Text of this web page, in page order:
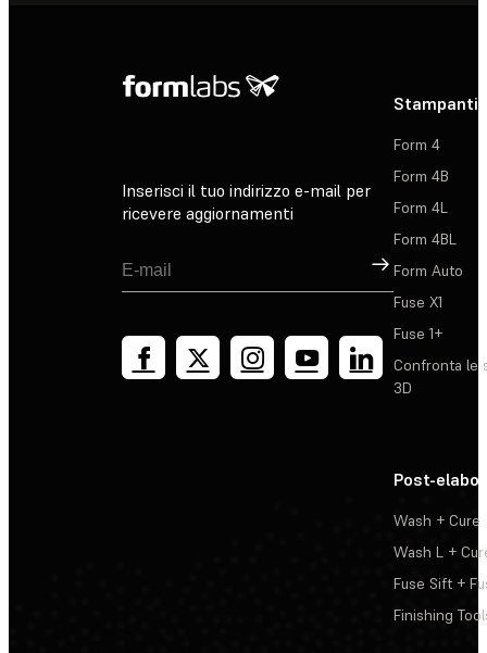
Inserisci il tuo indirizzo e-mail per
ricevere aggiornamenti
Registrati
Stampanti
Form 4
Form 4B
Form 4L
Form 4BL
Form Auto
Fuse X1
Fuse 1+
Confronta le
3D
Post-
Wash + Cure
Wash L +
Fuse Sift +
Finishing